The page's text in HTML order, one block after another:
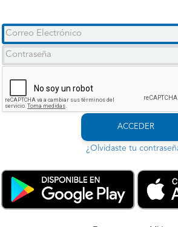
ACCEDER
¿Olvidaste tu